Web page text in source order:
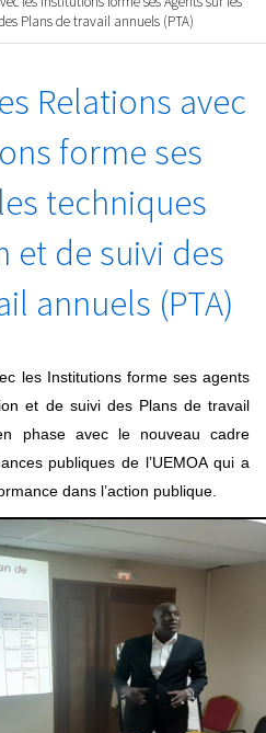
Plans de travail annuels (PTA)
Relations avec
forme ses
techniques
et de suivi des
annuels (PTA)
les Institutions forme ses agents
et de suivi des Plans de travail
phase avec le nouveau cadre
publiques de l’UEMOA qui a
dans l’action publique.